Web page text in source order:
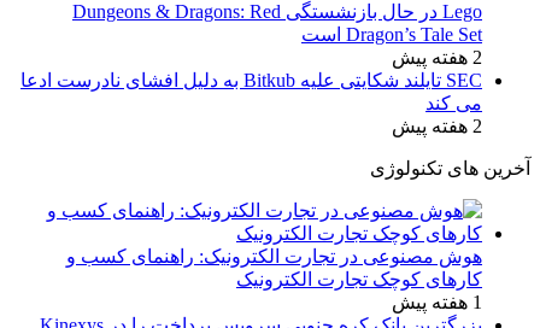
Lego در حال بازنشستگی Dungeons & Dragons: Red
Dragon’s Tale Set است
2 هفته پیش
SEC تایلند شکایتی علیه Bitkub به دلیل افشای نادرست ادعا
می کند
2 هفته پیش
آخرین های تکنولوژی
هوش مصنوعی در تجارت الکترونیک: راهنمای کسب و
کارهای کوچک تجارت الکترونیک
1 هفته پیش